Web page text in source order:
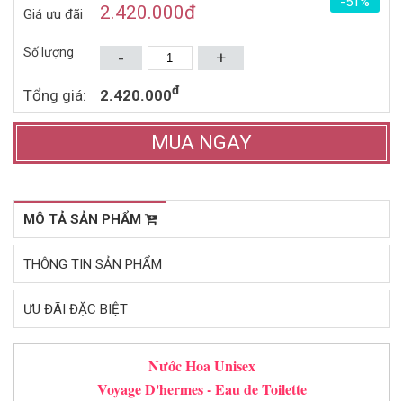
Giá ưu đãi 2.420.000đ
Số lượng +
-
Tổng giá: 2.420.000đ
MUA NGAY
75ML (2014)
1.920.000đ 1.328.000đ 1.606.000đ
MÔ TẢ SẢN PHẨM
THÔNG TIN SẢN PHẨM
ƯU ĐÃI ĐẶC BIỆT
Nước Hoa Unisex
Voyage D'hermes - Eau de Toilette